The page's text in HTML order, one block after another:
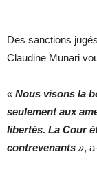
Des sanctions
Claudine Munari
«Nous visons la
seulement aux
libertés. La Cour
contrevenants »,